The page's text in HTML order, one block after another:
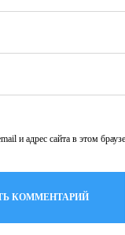
и адрес сайта в этом